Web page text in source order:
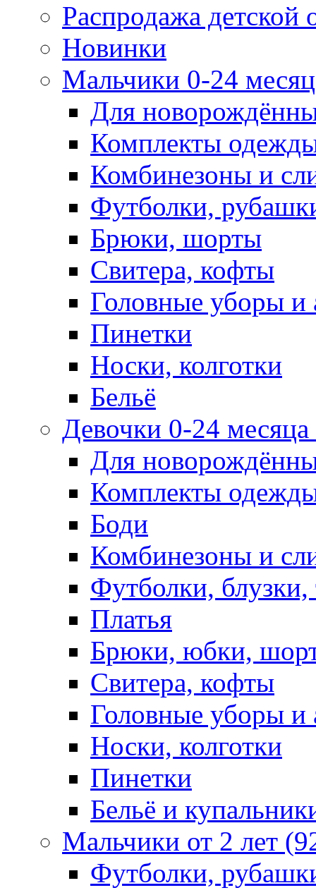
Распродажа детской
Новинки
Мальчики 0-24
Для
Комплекты
Комбинезоны и
Футболки,
Брюки, шорты
Свитера, кофты
Головные уборы и
Пинетки
Носки, колготки
Бельё
Девочки 0-24
Для
Комплекты
Боди
Комбинезоны и
Футболки,
Платья
Брюки, юбки,
Свитера, кофты
Головные уборы и
Носки, колготки
Пинетки
Бельё и
Мальчики от 2 лет
Футболки,